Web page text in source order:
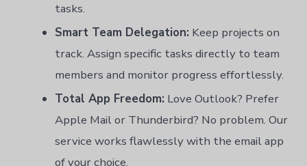
tasks.
Smart Team Delegation: Keep projects on
track. Assign specific tasks directly to team
members and monitor progress effortlessly.
Total App Freedom: Love Outlook? Prefer
Apple Mail or Thunderbird? No problem. Our
service works flawlessly with the email app
of your choice.